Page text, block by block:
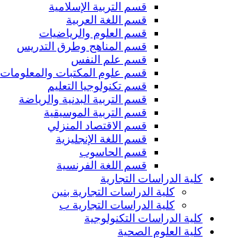
قسم التربية الإسلامية
قسم اللغة العربية
قسم العلوم والرياضيات
قسم المناهج وطرق التدريس
قسم علم النفس
قسم علوم المكتبات والمعلومات
قسم تكنولوجيا التعليم
قسم التربية البدنية والرياضة
قسم التربية الموسيقية
قسم الاقتصاد المنزلي
قسم اللغة الإنجليزية
قسم الحاسوب
قسم اللغة الفرنسية
كلية الدراسات التجارية
كلية الدراسات التجارية بنين
كلية الدراسات التجارية ب
كلية الدراسات التكنولوجية
كلية العلوم الصحية